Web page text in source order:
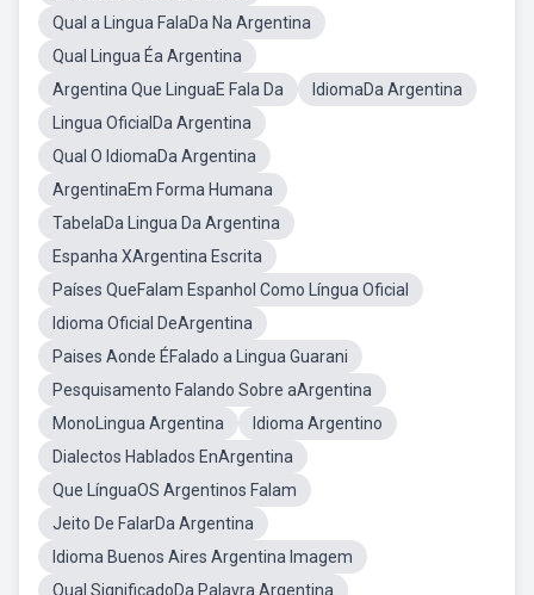
Qual a Lingua FalaDa Na Argentina
Qual Lingua Éa Argentina
Argentina Que LinguaE Fala Da
IdiomaDa Argentina
Lingua OficialDa Argentina
Qual O IdiomaDa Argentina
ArgentinaEm Forma Humana
TabelaDa Lingua Da Argentina
Espanha XArgentina Escrita
Países QueFalam Espanhol Como Língua Oficial
Idioma Oficial DeArgentina
Paises Aonde ÉFalado a Lingua Guarani
Pesquisamento Falando Sobre aArgentina
MonoLingua Argentina
Idioma Argentino
Dialectos Hablados EnArgentina
Que LínguaOS Argentinos Falam
Jeito De FalarDa Argentina
Idioma Buenos Aires Argentina Imagem
Qual SignificadoDa Palavra Argentina